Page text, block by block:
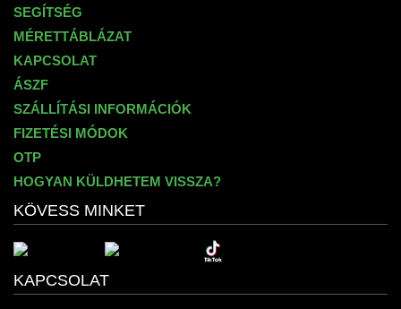
SEGÍTSÉG
MÉRETTÁBLÁZAT
KAPCSOLAT
ÁSZF
SZÁLLÍTÁSI INFORMÁCIÓK
FIZETÉSI MÓDOK
OTP
HOGYAN KÜLDHETEM VISSZA?
KÖVESS MINKET
KAPCSOLAT